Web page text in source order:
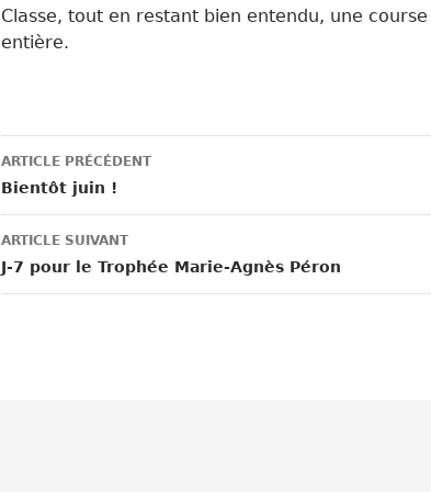
Classe, tout en restant bien entendu, une
entière.
Navigation
des
articles
ARTICLE PRÉCÉDENT
Bientôt juin !
ARTICLE SUIVANT
J-7 pour le Trophée Marie-Agnès Péron